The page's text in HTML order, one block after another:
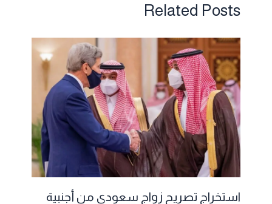
Related Posts
استخراج تصريح زواج سعودي من أجنبية